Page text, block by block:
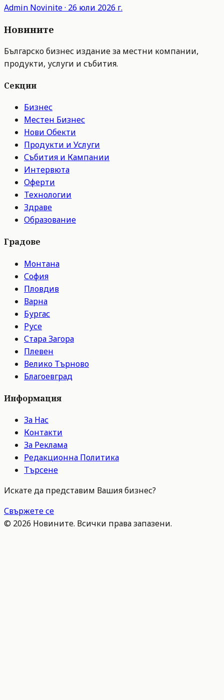
Admin Novinite· 26 юли 2026 г.
Новините
Българско бизнес издание за местни компании,
продукти, услуги и събития.
Секции
Бизнес
Местен Бизнес
Нови Обекти
Продукти и Услуги
Събития и Кампании
Интервюта
Оферти
Технологии
Здраве
Образование
Градове
Монтана
София
Пловдив
Варна
Бургас
Русе
Стара Загора
Плевен
Велико Търново
Благоевград
Информация
За Нас
Контакти
За Реклама
Редакционна Политика
Търсене
Искате да представим Вашия бизнес?
Свържете се
© 2026 Новините. Всички права запазени.